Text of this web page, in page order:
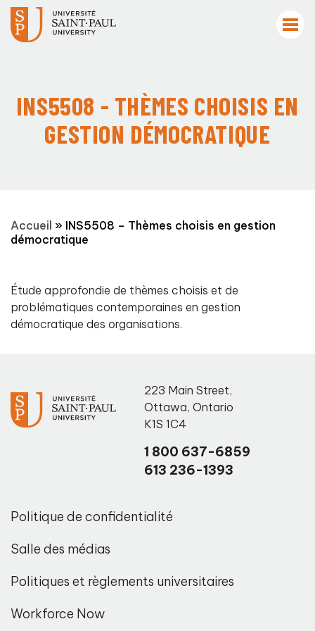
INS5508 - THÈMES CHOISIS EN
GESTION DÉMOCRATIQUE
Accueil » INS5508 – Thèmes choisis en gestion
démocratique
Étude approfondie de thèmes choisis et de
problématiques contemporaines en gestion
démocratique des organisations.
223 Main Street,
Ottawa, Ontario
K1S 1C4
1 800 637-6859
613 236-1393
Politique de confidentialité
Salle des médias
Politiques et règlements universitaires
Workforce Now